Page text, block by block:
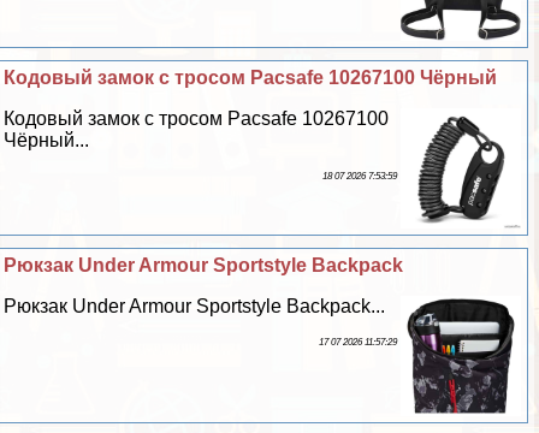
Кодовый замок с тросом Pacsafe 10267100 Чёрный
Кодовый замок с тросом Pacsafe 10267100
Чёрный...
18 07 2026 7:53:59
Рюкзак Under Armour Sportstyle Backpack
Рюкзак Under Armour Sportstyle Backpack...
17 07 2026 11:57:29